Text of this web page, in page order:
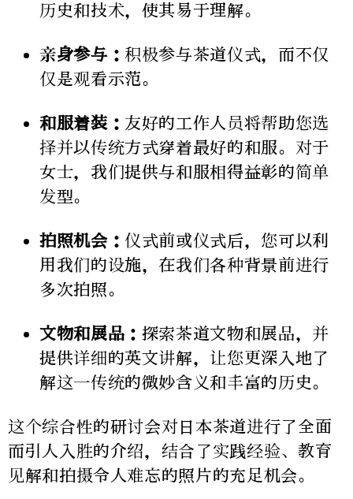
历史和技术，使其易于理解。
亲身参与： 积极参与茶道仪式，而不仅
仅是观看示范。
和服着装： 友好的工作人员将帮助您选
择并以传统方式穿着最好的和服。对于
女士，我们提供与和服相得益彰的简单
发型。
拍照机会：仪式前或仪式后，您可以利
用我们的设施，在我们各种背景前进行
多次拍照。
文物和展品： 探索茶道文物和展品，并
提供详细的英文讲解，让您更深入地了
解这一传统的微妙含义和丰富的历史。
这个综合性的研讨会对日本茶道进行了全面
而引人入胜的介绍，结合了实践经验、教育
见解和拍摄令人难忘的照片的充足机会。